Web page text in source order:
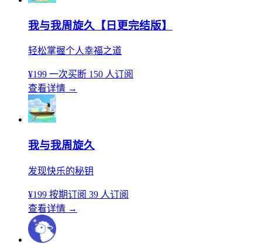
我与我周旋久【日更完结版】
轻松掌握个人幸福之道
¥199 一次买断 150 人订阅
查看详情 →
我与我周旋久
发现快乐的秘钥
¥199 按期订阅 39 人订阅
查看详情 →